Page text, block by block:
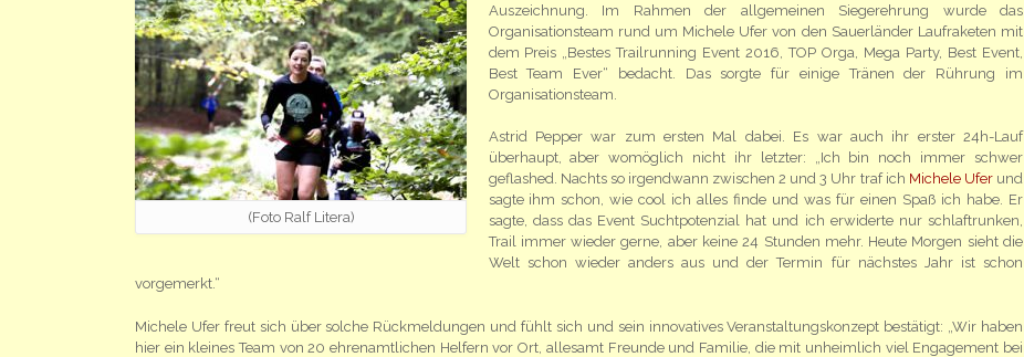
(Foto Ralf Litera)
Auszeichnung. Im Rahmen der allgemeinen Siegerehrung wurde das
Organisationsteam rund um Michele Ufer von den Sauerländer Laufraketen mit
dem Preis „Bestes Trailrunning Event 2016, TOP Orga, Mega Party, Best Event,
Best Team Ever“ bedacht. Das sorgte für einige Tränen der Rührung im
Organisationsteam.
Astrid Pepper war zum ersten Mal dabei. Es war auch ihr erster 24h-Lauf
überhaupt, aber womöglich nicht ihr letzter: „Ich bin noch immer schwer
geflashed. Nachts so irgendwann zwischen 2 und 3 Uhr traf ich Michele Uferund
sagte ihm schon, wie cool ich alles finde und was für einen Spaß ich habe. Er
sagte, dass das Event Suchtpotenzial hat und ich erwiderte nur schlaftrunken,
Trail immer wieder gerne, aber keine 24 Stunden mehr. Heute Morgen sieht die
Welt schon wieder anders aus und der Termin für nächstes Jahr ist schon
vorgemerkt.“
Michele Ufer freut sich über solche Rückmeldungen und fühlt sich und sein innovatives Veranstaltungskonzept bestätigt: „Wir haben
hier ein kleines Team von 20 ehrenamtlichen Helfern vor Ort, allesamt Freunde und Familie, die mit unheimlich viel Engagement bei